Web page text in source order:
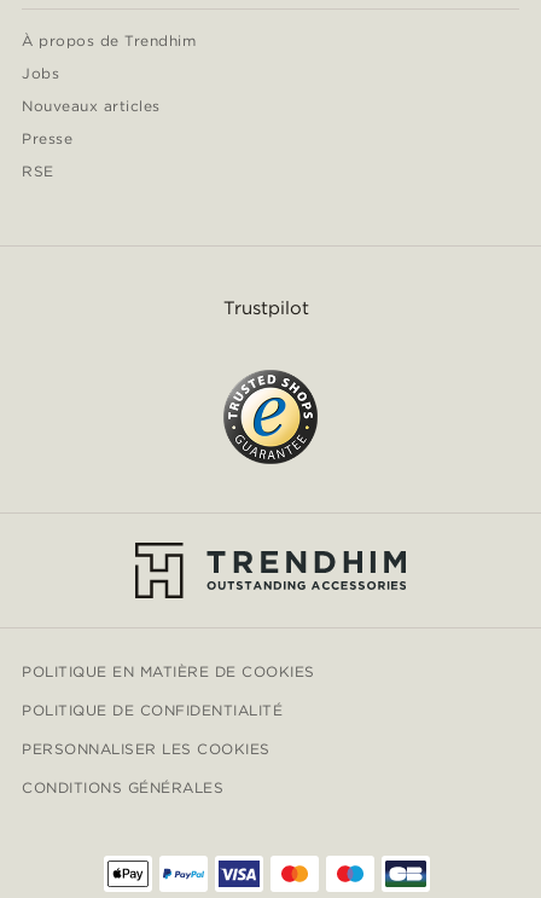
À propos de Trendhim
Jobs
Nouveaux articles
Presse
RSE
Trustpilot
POLITIQUE EN MATIÈRE DE COOKIES
POLITIQUE DE CONFIDENTIALITÉ
PERSONNALISER LES COOKIES
CONDITIONS GÉNÉRALES